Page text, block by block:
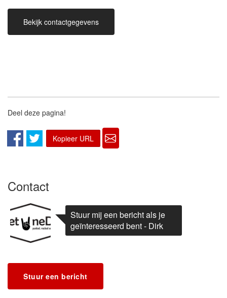
Bekijk contactgegevens
Deel deze pagina!
Kopieer URL
Contact
Stuur mij een bericht als je
geïnteresseerd bent - Dirk
Stuur een bericht